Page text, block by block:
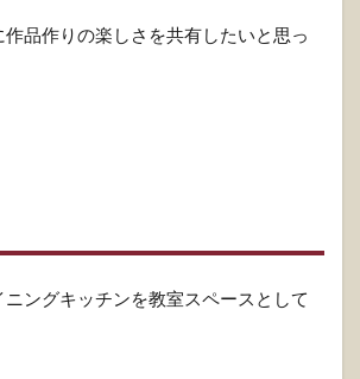
品作りの楽しさを共有したいと思っ
ニングキッチンを教室スペースとして